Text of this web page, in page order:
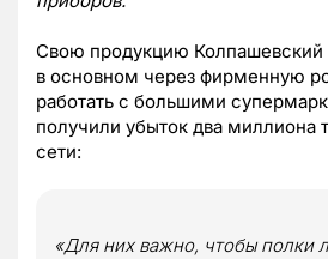
Свою продукцию Колпашевский
в основном через фирменную
работать с большими
получили убыток два миллиона
сети:
«Для них важно, чтобы полки